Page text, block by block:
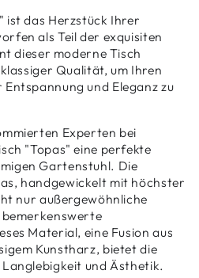
ist das Herzstück Ihrer
als Teil der exquisiten
dieser moderne Tisch
Qualität, um Ihren
und Eleganz zu
Experten bei
"Topas" eine perfekte
Gartenstuhl. Die
handgewickelt mit höchster
nur außergewöhnliche
Material, eine Fusion aus
Kunstharz, bietet die
und Ästhetik.